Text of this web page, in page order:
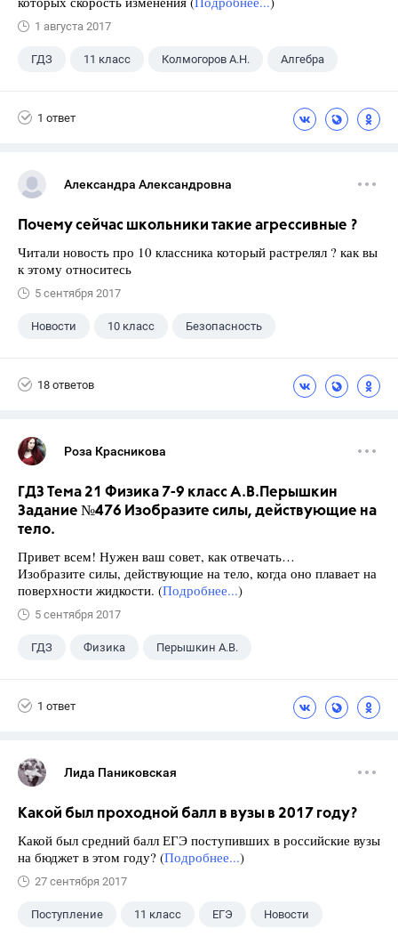
1 августа 2017
ГДЗ 11 класс Колмогоров А.Н. Алгебра
1 ответ
Александра Александровна
Почему сейчас школьники такие агрессивные ?
Читали новость про 10 классника который растрелял ? как вы
к этому относитесь
5 сентября 2017
Новости 10 класс Безопасность
18 ответов
Роза Красникова
ГДЗ Тема 21 Физика 7-9 класс А.В.Перышкин
Задание №476 Изобразите силы, действующие на
тело.
Привет всем! Нужен ваш совет, как отвечать…
Изобразите силы, действующие на тело, когда оно плавает на
поверхности жидкости. (Подробнее...)
5 сентября 2017
ГДЗ Физика Перышкин А.В.
1 ответ
Лида Паниковская
Какой был проходной балл в вузы в 2017 году?
Какой был средний балл ЕГЭ поступивших в российские вузы
на бюджет в этом году? (Подробнее...)
27 сентября 2017
Поступление 11 класс ЕГЭ Новости